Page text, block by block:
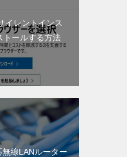
イレントインス
トールする方法
線LANルーター